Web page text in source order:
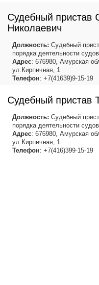
Судебный пристав
Николаевич
Должность: Судебный
порядка деятельности судов
Адрес: 676980, Амурская
ул.Кирпичная, 1
Телефон: +7(41639)9-15-19
Судебный пристав
Должность: Судебный
порядка деятельности судов
Адрес: 676980, Амурская
ул.Кирпичная, 1
Телефон: +7(416)399-15-19